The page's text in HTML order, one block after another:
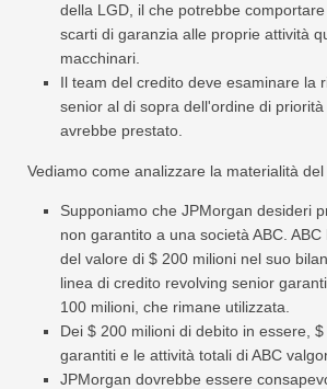
della LGD, il che potrebbe
scarti di garanzia alle proprie attività
macchinari.
Il team del credito deve esaminare la
senior al di sopra dell'ordine di
avrebbe prestato.
Vediamo come analizzare la materialità del
Supponiamo che JPMorgan desideri
non garantito a una società ABC.
del valore di $ 200 milioni nel suo
linea di credito revolving senior
100 milioni, che rimane utilizzata.
Dei $ 200 milioni di debito in essere,
garantiti e le attività totali di ABC
JPMorgan dovrebbe essere